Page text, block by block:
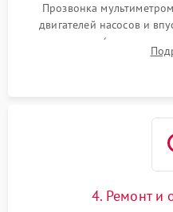
Прозвонка
двигателей насосов и
прессостата (датчика
концевика дверцы и
4. Ремонт и